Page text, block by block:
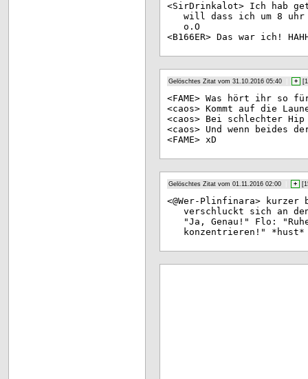
<Si rDrinkalot> Ich hab
will dass ich um 8 uhr
o.O
<B166ER> Das war ich!
Gelöschtes Zitat vom 31.10.2016 05:40 + [
<FAME> Was hört ihr so
<caos> Kommt auf die
<caos> Bei schlechter
<caos> Und wenn beides
<FAME> xD
Gelöschtes Zitat vom 01.11.2016 02:00 + [
<@Wer-Plinfinara> kurzer
verschluckt sich an
"Ja, Genau!" Flo:
konzentrieren!"